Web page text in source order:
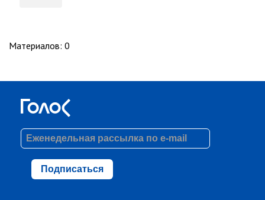
Материалов: 0
Подписаться